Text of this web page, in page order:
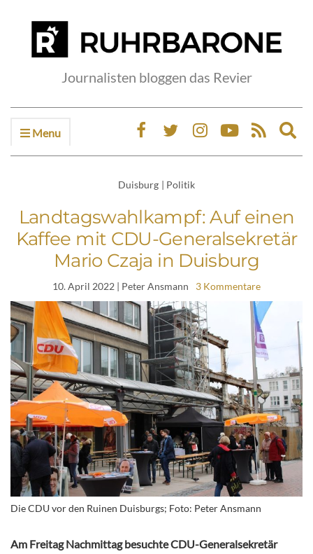
Journalisten bloggen das Revier
Menu
Duisburg | Politik
Landtagswahlkampf: Auf einen
Kaffee mit CDU-Generalsekretär
Mario Czaja in Duisburg
10. April 2022 | Peter Ansmann 3 Kommentare
Die CDU vor den Ruinen Duisburgs; Foto: Peter Ansmann
Am Freitag Nachmittag besuchte CDU-Generalsekretär